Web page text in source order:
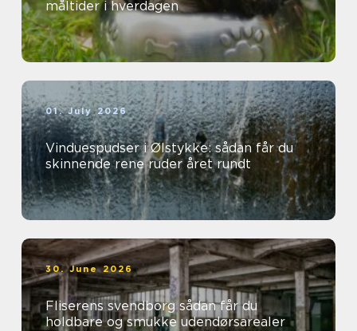
måltider i hverdagen
01. July 2026
Vinduespudser i Ølstykke: sådan får du
skinnende rene ruder året rundt
30. June 2026
Fliserens svendborg sådan får du
holdbare og smukke udendørsarealer